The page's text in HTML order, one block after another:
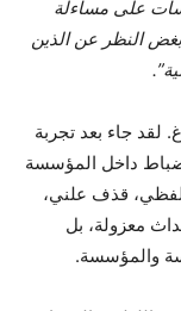
على مساءلة
النظر عن الذين
.
والستون (66) من فراغ. لقد جاء بعد تجربة
داخل المؤسسة
قذف علني،
معزولة، بل
والمؤسسة.